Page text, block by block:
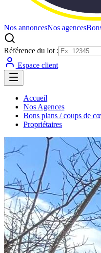
Nos annoncesNos agences
Référence du lot :
Espace client
Accueil
Nos Agences
Bons plans / coups de
Propriétaires